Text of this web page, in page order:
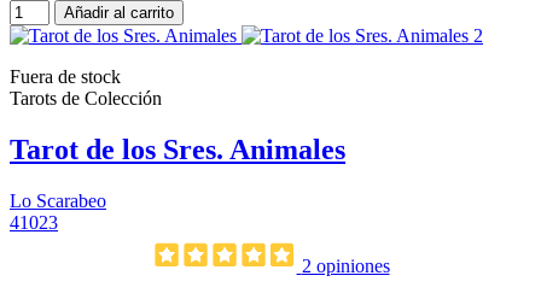
Añadir al carrito
Fuera de stock
Tarots de Colección
Tarot de los Sres. Animales
Lo Scarabeo
41023
2 opiniones